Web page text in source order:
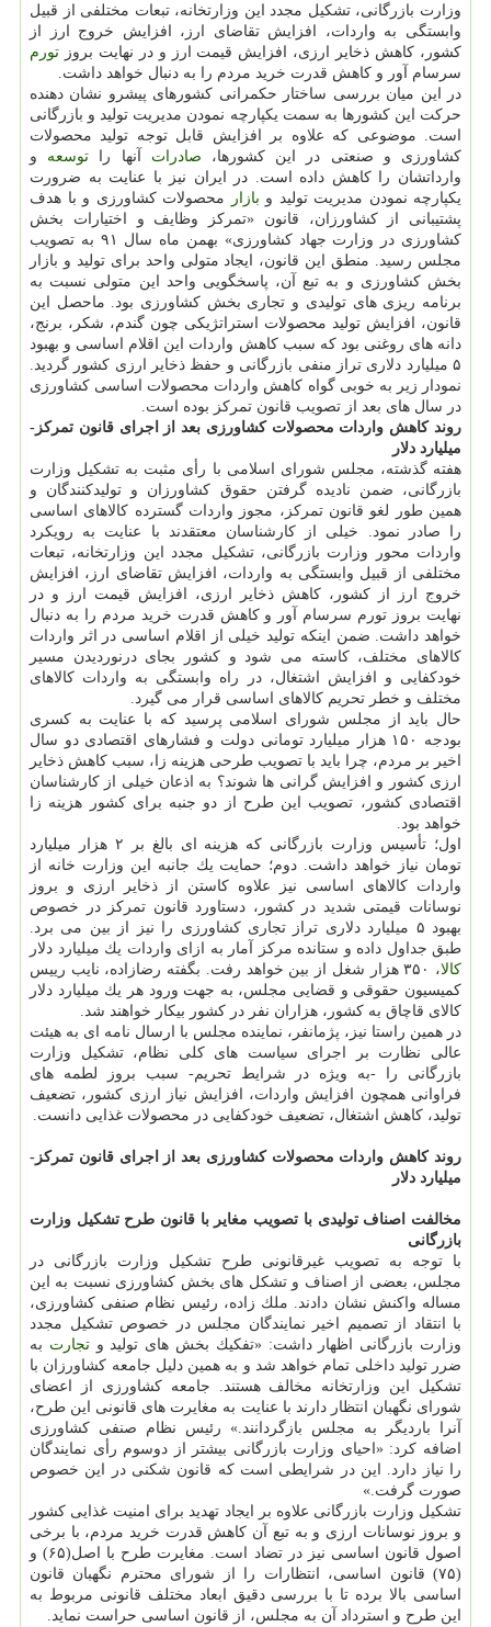
وزارت بازرگانی، تشكیل مجدد این وزارتخانه، تبعات مختلفی از قبیل
وابستگی به واردات، افزایش تقاضای ارز، افزایش خروج ارز از
كشور، كاهش ذخایر ارزی، افزایش قیمت ارز و در نهایت بروز تورم
سرسام آور و كاهش قدرت خرید مردم را به دنبال خواهد داشت.
در این میان بررسی ساختار حكمرانی كشورهای پیشرو نشان دهنده
حركت این كشورها به سمت یكپارچه نمودن مدیریت تولید و بازرگانی
است. موضوعی كه علاوه بر افزایش قابل توجه تولید محصولات
كشاورزی و صنعتی در این كشورها، صادرات آنها را توسعه و
وارداتشان را كاهش داده است. در ایران نیز با عنایت به ضرورت
یكپارچه نمودن مدیریت تولید و بازار
محصولات كشاورزی و با هدف
پشتیبانی از كشاورزان، قانون «تمركز وظایف و اختیارات بخش
كشاورزی در وزارت جهاد كشاورزی» بهمن ماه سال ۹۱ به تصویب
مجلس رسید. منطق این قانون، ایجاد متولی واحد برای تولید و بازار
بخش كشاورزی و به تبع آن، پاسخگویی واحد این متولی نسبت به
برنامه ریزی های تولیدی و تجاری بخش كشاورزی بود. ماحصل این
قانون، افزایش تولید محصولات استراتژیكی چون گندم، شكر، برنج،
دانه های روغنی بود كه سبب كاهش واردات این اقلام اساسی و بهبود
۵ میلیارد دلاری تراز منفی بازرگانی و حفظ ذخایر ارزی كشور گردید.
نمودار زیر به خوبی گواه كاهش واردات محصولات اساسی كشاورزی
در سال های بعد از تصویب قانون تمركز بوده است.
روند كاهش واردات محصولات كشاورزی بعد از اجرای قانون تمركز-
میلیارد دلار
هفته گذشته، مجلس شورای اسلامی با رأی مثبت به تشكیل وزارت
بازرگانی، ضمن نادیده گرفتن حقوق كشاورزان و تولیدكنندگان و
همین طور لغو قانون تمركز، مجوز واردات گسترده كالاهای اساسی
را صادر نمود. خیلی از كارشناسان معتقدند با عنایت به رویكرد
واردات محور وزارت بازرگانی، تشكیل مجدد این وزارتخانه، تبعات
مختلفی از قبیل وابستگی به واردات، افزایش تقاضای ارز، افزایش
خروج ارز از كشور، كاهش ذخایر ارزی، افزایش قیمت ارز و در
نهایت بروز تورم سرسام آور و كاهش قدرت خرید مردم را به دنبال
خواهد داشت. ضمن اینكه تولید خیلی از اقلام اساسی در اثر واردات
كالاهای مختلف، كاسته می شود و كشور بجای درنوردیدن مسیر
خودكفایی و افزایش اشتغال، در راه وابستگی به واردات كالاهای
مختلف و خطر تحریم كالاهای اساسی قرار می گیرد.
حال باید از مجلس شورای اسلامی پرسید كه با عنایت به كسری
بودجه ۱۵۰ هزار میلیارد تومانی دولت و فشارهای اقتصادی دو سال
اخیر بر مردم، چرا باید با تصویب طرحی هزینه زا، سبب كاهش ذخایر
ارزی كشور و افزایش گرانی ها شوند؟ به اذعان خیلی از كارشناسان
اقتصادی كشور، تصویب این طرح از دو جنبه برای كشور هزینه زا
خواهد بود.
اول؛ تأسیس وزارت بازرگانی كه هزینه ای بالغ بر ۲ هزار میلیارد
تومان نیاز خواهد داشت. دوم؛ حمایت یك جانبه این وزارت خانه از
واردات كالاهای اساسی نیز علاوه كاستن از ذخایر ارزی و بروز
نوسانات قیمتی شدید در كشور، دستاورد قانون تمركز در خصوص
بهبود ۵ میلیارد دلاری تراز تجاری كشاورزی را نیز از بین می برد.
طبق جداول داده و ستانده مركز آمار به ازای واردات یك میلیارد دلار
كالا
، ۳۵۰ هزار شغل از بین خواهد رفت. بگفته رضازاده، نایب رییس
كمیسیون حقوقی و قضایی مجلس، به جهت ورود هر یك میلیارد دلار
كالای قاچاق به كشور، هزاران نفر در كشور بیكار خواهند شد.
در همین راستا نیز، پژمانفر، نماینده مجلس با ارسال نامه ای به هیئت
عالی نظارت بر اجرای سیاست های كلی نظام، تشكیل وزارت
بازرگانی را -به ویژه در شرایط تحریم- سبب بروز لطمه های
فراوانی همچون افزایش واردات، افزایش نیاز ارزی كشور، تضعیف
تولید، كاهش اشتغال، تضعیف خودكفایی در محصولات غذایی دانست.
روند كاهش واردات محصولات كشاورزی بعد از اجرای قانون تمركز-
میلیارد دلار
مخالفت اصناف تولیدی با تصویب مغایر با قانون طرح تشكیل وزارت
بازرگانی
با توجه به تصویب غیرقانونی طرح تشكیل وزارت بازرگانی در
مجلس، بعضی از اصناف و تشكل های بخش كشاورزی نسبت به این
مساله واكنش نشان دادند. ملك زاده، رئیس نظام صنفی كشاورزی،
با انتقاد از تصمیم اخیر نمایندگان مجلس در خصوص تشكیل مجدد
وزارت بازرگانی اظهار داشت: «تفكیك بخش های تولید وتجارت به
ضرر تولید داخلی تمام خواهد شد و به همین دلیل جامعه كشاورزان با
تشكیل این وزارتخانه مخالف هستند. جامعه كشاورزی از اعضای
شورای نگهبان انتظار دارند با عنایت به مغایرت های قانونی این طرح،
آنرا باردیگر به مجلس بازگردانند.» رئیس نظام صنفی كشاورزی
اضافه كرد: «احیای وزارت بازرگانی بیشتر از دوسوم رأی نمایندگان
را نیاز دارد. این در شرایطی است كه قانون شكنی در این خصوص
صورت گرفت.»
تشكیل وزارت بازرگانی علاوه بر ایجاد تهدید برای امنیت غذایی كشور
و بروز نوسانات ارزی و به تبع آن كاهش قدرت خرید مردم، با برخی
اصول قانون اساسی نیز در تضاد است. مغایرت طرح با اصل(۶۵) و
(۷۵) قانون اساسی، انتظارات را از شورای محترم نگهبان قانون
اساسی بالا برده تا با بررسی دقیق ابعاد مختلف قانونی مربوط به
این طرح و استرداد آن به مجلس، از قانون اساسی حراست نماید.